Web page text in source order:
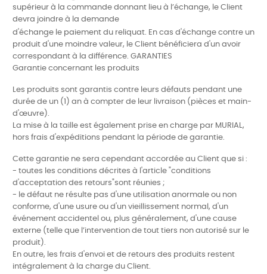
supérieur à la commande donnant lieu à l’échange, le Client
devra joindre à la demande
d'échange le paiement du reliquat. En cas d'échange contre un
produit d'une moindre valeur, le Client bénéficiera d'un avoir
correspondant à la différence. GARANTIES
Garantie concernant les produits
Les produits sont garantis contre leurs défauts pendant une
durée de un (1) an à compter de leur livraison (pièces et main-
d'œuvre).
La mise à la taille est également prise en charge par MURIAL,
hors frais d'expéditions pendant la période de garantie.
Cette garantie ne sera cependant accordée au Client que si :
- toutes les conditions décrites à l'article "conditions
d'acceptation des retours"sont réunies ;
- le défaut ne résulte pas d'une utilisation anormale ou non
conforme, d'une usure ou d'un vieillissement normal, d'un
événement accidentel ou, plus généralement, d'une cause
externe (telle que l’intervention de tout tiers non autorisé sur le
produit).
En outre, les frais d'envoi et de retours des produits restent
intégralement à la charge du Client.